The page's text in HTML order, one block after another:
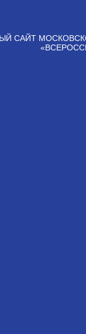
САЙТ